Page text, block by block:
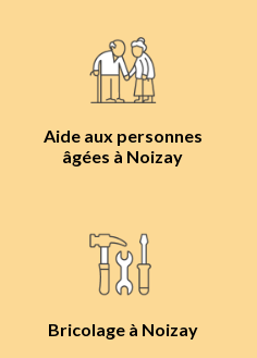
Aide aux personnes
âgées à Noizay
Bricolage à Noizay